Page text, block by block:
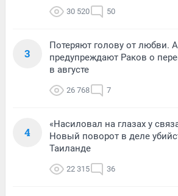
30 520 50
3
Потеряют голову от любви.
предупреждают Раков о
в августе
26 768 7
4
«Насиловал на глазах у
Новый поворот в деле
Таиланде
22 315 36